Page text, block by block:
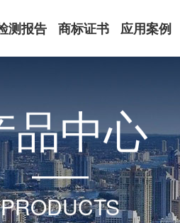
测报告 商标证书 应用案例
品中心
PRODUCTS